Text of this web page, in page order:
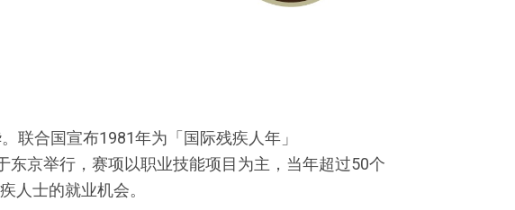
联合国宣布1981年为「国际残疾人年」
东京举行，赛项以职业技能项目为主，当年超过50个
人士的就业机会。